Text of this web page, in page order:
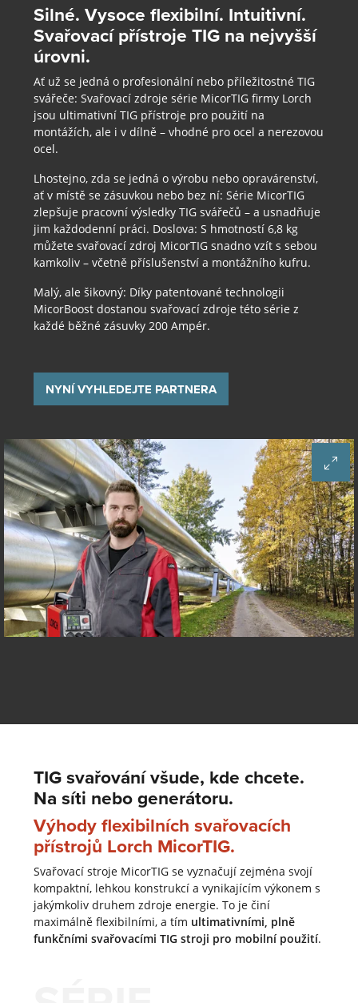
Silné. Vysoce flexibilní. Intuitivní.
Svařovací přístroje TIG na nejvyšší
úrovni.
Ať už se jedná o profesionální nebo příležitostné TIG
svářeče: Svařovací zdroje série MicorTIG firmy Lorch
jsou ultimativní TIG přístroje pro použití na
montážích, ale i v dílně – vhodné pro ocel a nerezovou
ocel.
Lhostejno, zda se jedná o výrobu nebo opravárenství,
ať v místě se zásuvkou nebo bez ní: Série MicorTIG
zlepšuje pracovní výsledky TIG svářečů – a usnadňuje
jim každodenní práci. Doslova: S hmotností 6,8 kg
můžete svařovací zdroj MicorTIG snadno vzít s sebou
kamkoliv – včetně příslušenství a montážního kufru.
Malý, ale šikovný: Díky patentované technologii
MicorBoost dostanou svařovací zdroje této série z
každé běžné zásuvky 200 Ampér.
NYNÍ VYHLEDEJTE PARTNERA
TIG svařování všude, kde chcete.
Na síti nebo generátoru.
Výhody flexibilních svařovacích
přístrojů Lorch MicorTIG.
Svařovací stroje MicorTIG se vyznačují zejména svojí
kompaktní, lehkou konstrukcí a vynikajícím výkonem s
jakýmkoliv druhem zdroje energie. To je činí
maximálně flexibilními, a tím ultimativními, plně
funkčními svařovacími TIG stroji pro mobilní použití.